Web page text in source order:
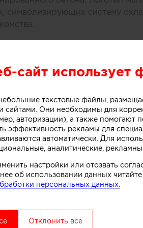
символизирующих систему
точки выделяется среди
сосредоточить внимание
процессе, в основе которого
рассказывают авторы
сайт использует
текстовые файлы,
сайтами. Они необходимы для
авторизации), а также помогают
эффективность рекламы для
автоматически. Для
аналитические,
настройки или отозвать
об использовании данных читайте
персональных данных.
Отклонить все